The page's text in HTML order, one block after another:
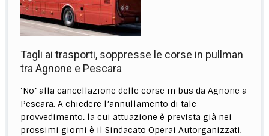
Tagli ai trasporti, soppresse le corse in pullman
tra Agnone e Pescara
‘No’ alla cancellazione delle corse in bus da Agnone a
Pescara. A chiedere l’annullamento di tale
provvedimento, la cui attuazione è prevista già nei
prossimi giorni è il Sindacato Operai Autorganizzati.